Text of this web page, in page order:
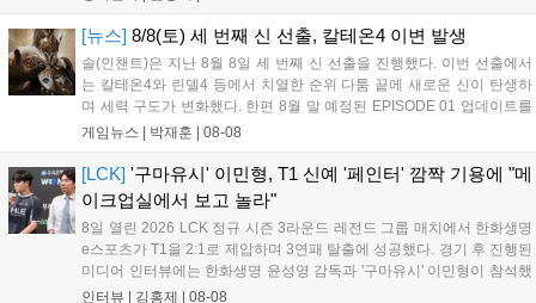
었...
[뉴스] 8/8(토) 세 번째 신 선출, 칼테온4 이변 발생
솔(인챈트)은 지난 8월 8일 세 번째 신 선출을 진행했다. 이번 선출에서
는 칼테온4와 린델4 등에서 치열한 순위 다툼 끝에 새로운 신이 탄생하
며 세력 구도가 변화했다. 한편 8월 말 예정된 EPISODE 01 업데이트를
통해 월드 콘텐츠가 추가될 예정이며, 이를 통해 추후 주신 및 절대신에
더욱 가속화될 전망이다....
게임뉴스 | 박재훈 | 08-08
[LCK] '구마유시' 이민형, T1 신예 '페인터' 깜짝 기용에 "메
이크업실에서 보고 놀라"
8일 열린 2026 LCK 정규 시즌 3라운드 레전드 그룹 매치에서 한화생명
e스포츠가 T1을 2:1로 제압하며 3연패 탈출에 성공했다. 경기 후 진행된
미디어 인터뷰에는 한화생명 윤성영 감독과 '구마유시' 이민형이 참석했
다. 먼저 승리 소감에 대해 윤성영 감독은 "오랜만에 승리해 기분이 좋고,
인터뷰 | 김홍제 | 08-08